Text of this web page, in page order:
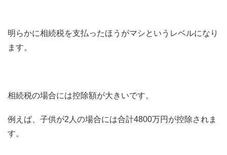
明らかに相続税を支払ったほうがマシというレベルになり
ます。
相続税の場合には控除額が大きいです。
例えば、子供が2人の場合には合計4800万円が控除されま
す。